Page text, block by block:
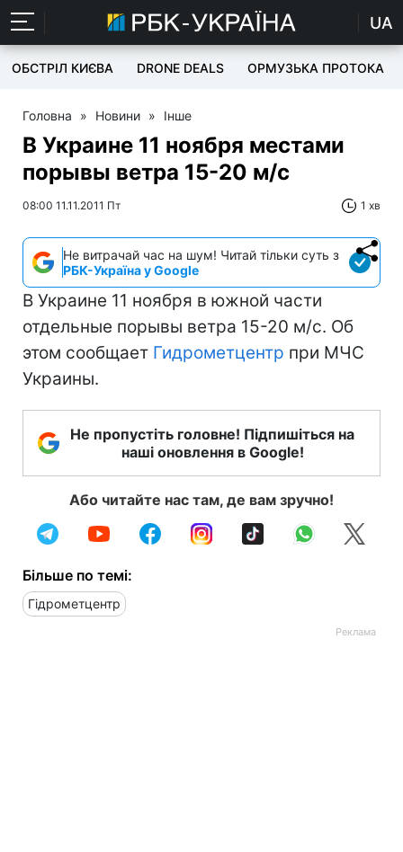
UA
ОБСТРІЛ КИЄВА DRONE DEALS ОРМУЗЬКА ПРОТОКА
Головна » Новини » Інше
В Украине 11 ноября местами
порывы ветра 15-20 м/с
08:00 11.11.2011 Пт 1 хв
Не витрачай час на шум! Читай тільки суть з
РБК-Україна у Google
В Украине 11 ноября в южной части
отдельные порывы ветра 15-20 м/с. Об
этом сообщает Гидрометцентр при МЧС
Украины.
Не пропустіть головне! Підпишіться на
наші оновлення в Google!
Або читайте нас там, де вам зручно!
Більше по темі:
Гідрометцентр